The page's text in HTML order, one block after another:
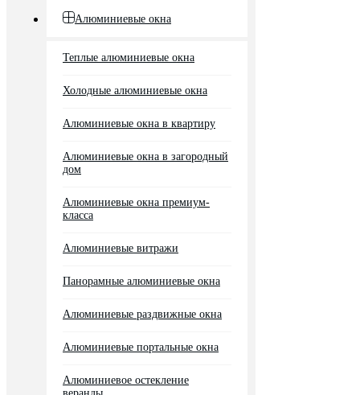
Алюминиевые окна
Теплые алюминиевые окна
Холодные алюминиевые окна
Алюминиевые окна в квартиру
Алюминиевые окна в загородный
дом
Алюминиевые окна премиум-
класса
Алюминиевые витражи
Панорамные алюминиевые окна
Алюминиевые раздвижные окна
Алюминиевые портальные окна
Алюминиевое остекление